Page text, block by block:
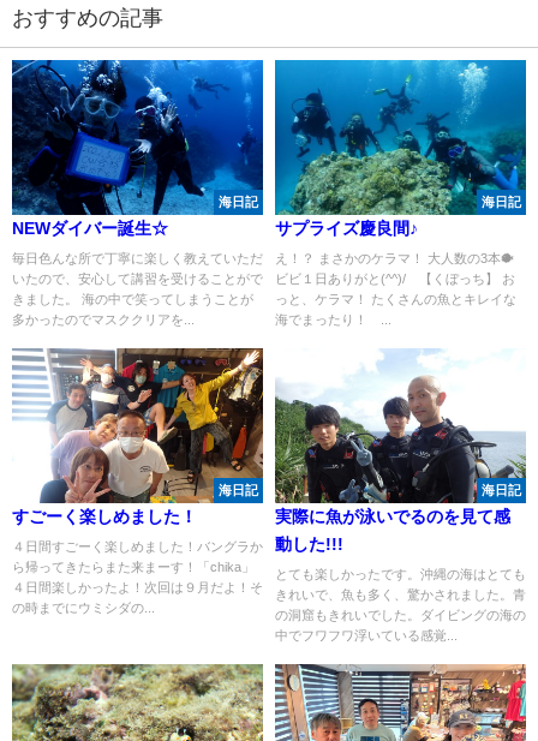
おすすめの記事
海日記
NEWダイバー誕生☆
毎日色んな所で丁寧に楽しく教えていただ
いたので、安心して講習を受けることがで
きました。 海の中で笑ってしまうことが
多かったのでマスククリアを...
海日記
サプライズ慶良間♪
え！？ まさかのケラマ！ 大人数の3本🐡
ビビ１日ありがと(^^)/ 【くぼっち】 お
っと、ケラマ！ たくさんの魚とキレイな
海でまったり！ ...
海日記
すごーく楽しめました！
４日間すごーく楽しめました！バングラか
ら帰ってきたらまた来まーす！「chika」
４日間楽しかったよ！次回は９月だよ！そ
の時までにウミシダの...
海日記
実際に魚が泳いでるのを見て感
動した!!!
とても楽しかったです。沖縄の海はとても
きれいで、魚も多く、驚かされました。青
の洞窟もきれいでした。ダイビングの海の
中でフワフワ浮いている感覚...